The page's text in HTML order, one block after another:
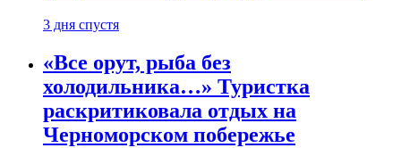
3 дня спустя
«Все орут, рыба без
холодильника…» Туристка
раскритиковала отдых на
Черноморском побережье